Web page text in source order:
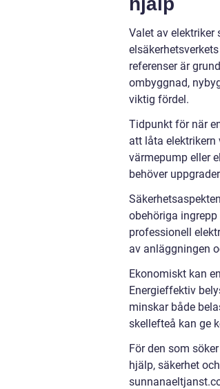
Valet av
referenser är
ombyggnad,
viktig fördel.
Tidpunkt för när
att låta
värmepump eller
behöver
obehöriga
professionell
av anläggningen
Ekonomiskt kan
Energieffektiv
minskar både
skellefteå kan ge
För den som
hjälp, säkerhet